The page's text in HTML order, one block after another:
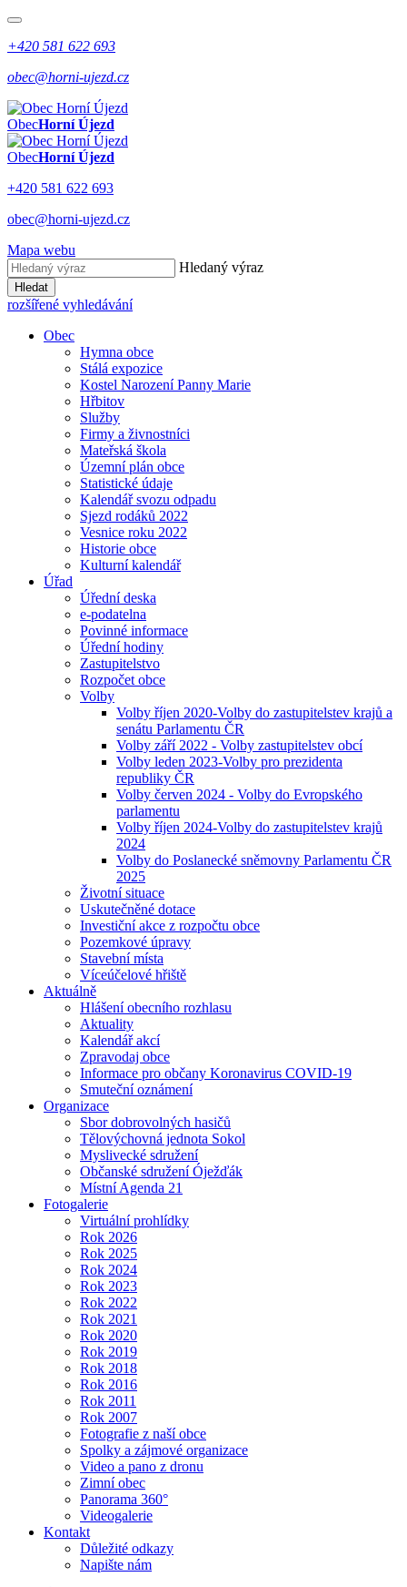
+420 581 622 693
obec@horni-ujezd.cz
ObecHorní Újezd
ObecHorní Újezd
+420 581 622 693
obec@horni-ujezd.cz
Mapa webu
Hledaný výraz
Hledat
rozšířené vyhledávání
Obec
Hymna obce
Stálá expozice
Kostel Narození Panny Marie
Hřbitov
Služby
Firmy a živnostníci
Mateřská škola
Územní plán obce
Statistické údaje
Kalendář svozu odpadu
Sjezd rodáků 2022
Vesnice roku 2022
Historie obce
Kulturní kalendář
Úřad
Úřední deska
e-podatelna
Povinné informace
Úřední hodiny
Zastupitelstvo
Rozpočet obce
Volby
Volby říjen 2020-Volby do zastupitelstev krajů a
senátu Parlamentu ČR
Volby září 2022 - Volby zastupitelstev obcí
Volby leden 2023-Volby pro prezidenta
republiky ČR
Volby červen 2024 - Volby do Evropského
parlamentu
Volby říjen 2024-Volby do zastupitelstev krajů
2024
Volby do Poslanecké sněmovny Parlamentu ČR
2025
Životní situace
Uskutečněné dotace
Investiční akce z rozpočtu obce
Pozemkové úpravy
Stavební místa
Víceúčelové hřiště
Aktuálně
Hlášení obecního rozhlasu
Aktuality
Kalendář akcí
Zpravodaj obce
Informace pro občany Koronavirus COVID-19
Smuteční oznámení
Organizace
Sbor dobrovolných hasičů
Tělovýchovná jednota Sokol
Myslivecké sdružení
Občanské sdružení Óježďák
Místní Agenda 21
Fotogalerie
Virtuální prohlídky
Rok 2026
Rok 2025
Rok 2024
Rok 2023
Rok 2022
Rok 2021
Rok 2020
Rok 2019
Rok 2018
Rok 2016
Rok 2011
Rok 2007
Fotografie z naší obce
Spolky a zájmové organizace
Video a pano z dronu
Zimní obec
Panorama 360°
Videogalerie
Kontakt
Důležité odkazy
Napište nám